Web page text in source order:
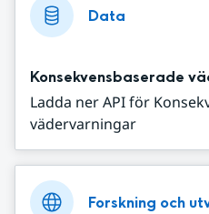
Data
Konsekvensbaserade
Ladda ner API för
vädervarningar
Forskning och